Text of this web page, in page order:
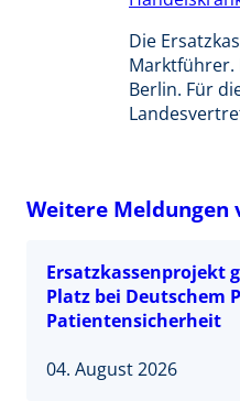
Die
Marktführer.
Berlin. Für
Weitere Meldungen
Ersatzkassenprojekt
Platz bei Deutschem
Patientensicherheit
04. August 2026